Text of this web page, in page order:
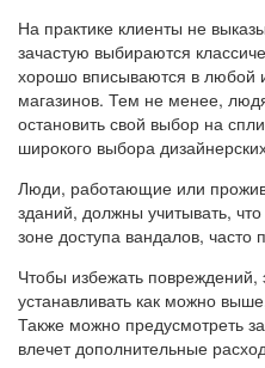
На практике клиенты не
зачастую выбираются
хорошо вписываются в любой
магазинов. Тем не менее,
остановить свой выбор на
широкого выбора
Люди, работающие или
зданий, должны учитывать,
зоне доступа вандалов,
Чтобы избежать повреждений,
устанавливать как можно
Также можно предусмотреть
влечет дополнительные